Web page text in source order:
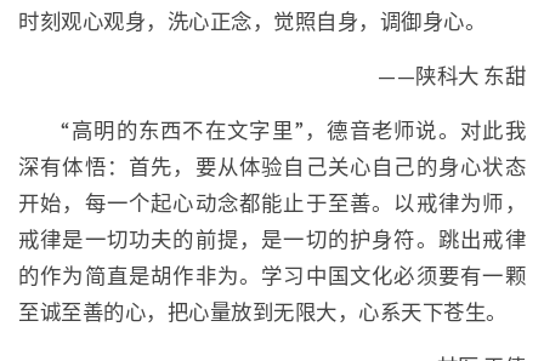
时刻观心观身，洗心正念，觉照自身，调御身心。
——陕科大 东甜
“高明的东西不在文字里”，德音老师说。对此我
深有体悟：首先，要从体验自己关心自己的身心状态
开始，每一个起心动念都能止于至善。以戒律为师，
戒律是一切功夫的前提，是一切的护身符。跳出戒律
的作为简直是胡作非为。学习中国文化必须要有一颗
至诚至善的心，把心量放到无限大，心系天下苍生。